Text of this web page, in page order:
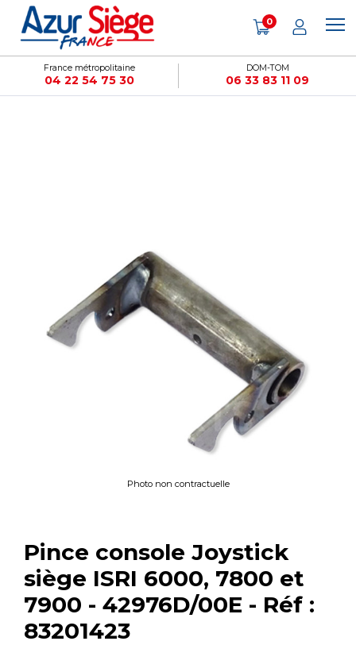
France métropolitaine
04 22 54 75 30
DOM-TOM
06 33 83 11 09
0
Pince console Joystick
siège ISRI 6000, 7800 et
7900 - 42976D/00E - Réf :
83201423
Photo non contractuelle
Panneau de gestion des cookies